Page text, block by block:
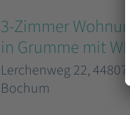
3-Zimmer Wohnung
in Grumme mit WBS
Lerchenweg 22, 44807
Bochum